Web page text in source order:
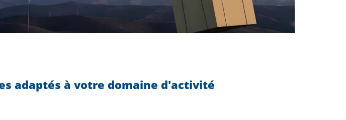
adaptés à votre domaine d'activité